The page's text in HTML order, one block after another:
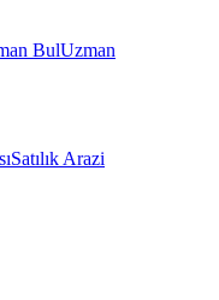
BulUzman
Satılık Arazi